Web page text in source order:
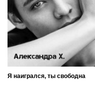
Я наигрался, ты свободна